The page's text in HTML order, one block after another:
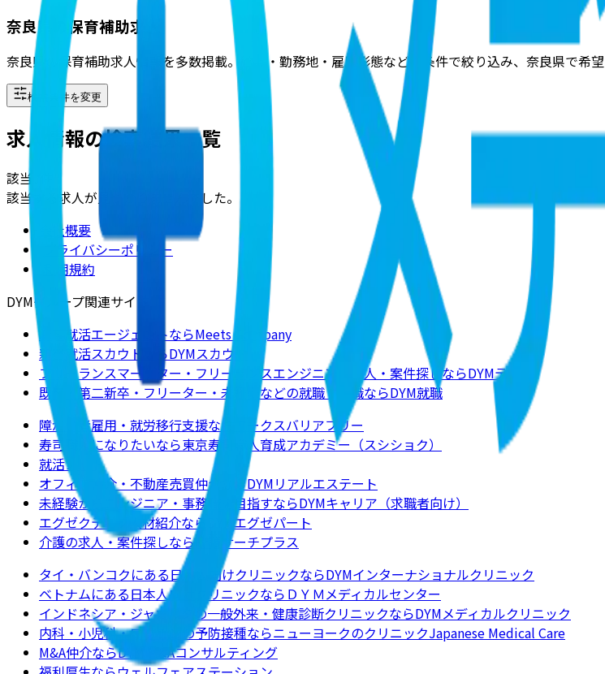
奈良県の保育補助求人
奈良県の保育補助求人情報を多数掲載。給与・勤務地・雇用形態などの条件で絞り込み、奈良県で希
検索条件を変更
求人情報の検索結果一覧
該当
該当する求人が見つかりませんでした。
会社概要
プライバシーポリシー
利用規約
DYMグループ関連サイト
新卒就活エージェントならMeets Company
新卒就活スカウトならDYMスカウト
フリーランスマーケター・フリーランスエンジニアの求人・案件探しならDYMテック
既卒・第二新卒・フリーター・未経験などの就職・転職ならDYM就職
障がい者雇用・就労移行支援ならワークスバリアフリー
寿司職人になりたいなら東京寿司職人育成アカデミー（スシショク）
就活ノート
オフィス仲介・不動産売買仲介ならDYMリアルエステート
未経験からエンジニア・事務職を目指すならDYMキャリア（求職者向け）
エグゼクティブ人材紹介ならDYMエグゼパート
介護の求人・案件探しなら介護サーチプラス
タイ・バンコクにある日本人向けクリニックならDYMインターナショナルクリニック
ベトナムにある日本人向けクリニックならＤＹＭメディカルセンター
インドネシア・ジャカルタの一般外来・健康診断クリニックならDYMメディカルクリニック
内科・小児科・ワクチンの予防接種ならニューヨークのクリニックJapanese Medical Care
M&A仲介ならDYM M&Aコンサルティング